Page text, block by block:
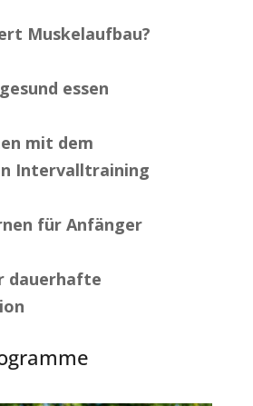
Muskelaufbau?
essen
mit dem
Intervalltraining
für Anfänger
dauerhafte